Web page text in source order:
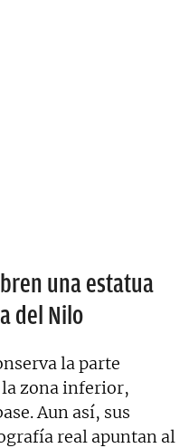
una estatua
del Nilo
la parte
zona inferior,
Aun así, sus
real apuntan al